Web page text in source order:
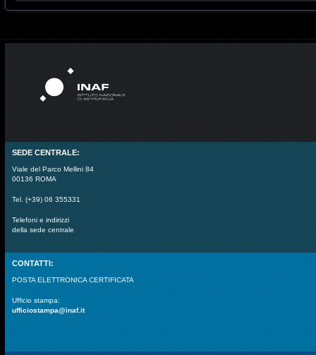
SEDE CENTRALE:
Viale del Parco Mellini 84
00136 ROMA
Tel. (+39) 06 355331
Telefoni e indirizzi
della sede centrale
CONTATTI:
POSTA ELETTRONICA CERTIFICATA
Ufficio stampa:
ufficiostampa@inaf.it